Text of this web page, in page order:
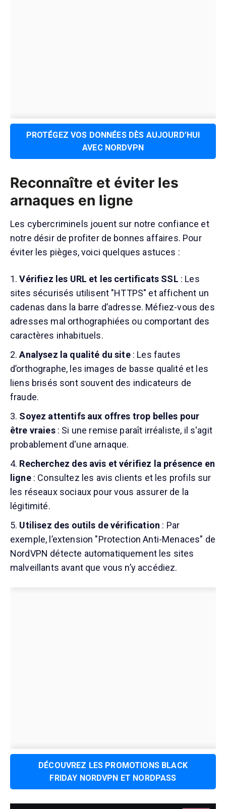
PROTÉGEZ VOS DONNÉES DÈS AUJOURD’HUI
AVEC NORDVPN
Reconnaître et éviter les
arnaques en ligne
Les cybercriminels jouent sur notre confiance et
notre désir de profiter de bonnes affaires. Pour
éviter les pièges, voici quelques astuces :
Vérifiez les URL et les certificats SSL : Les
sites sécurisés utilisent "HTTPS" et affichent un
cadenas dans la barre d’adresse. Méfiez-vous des
adresses mal orthographiées ou comportant des
caractères inhabituels.
Analysez la qualité du site: Les fautes
d’orthographe, les images de basse qualité et les
liens brisés sont souvent des indicateurs de
fraude.
Soyez attentifs aux offres trop belles pour
être vraies: Si une remise paraît irréaliste, il s'agit
probablement d'une arnaque.
Recherchez des avis et vérifiez la présence en
ligne: Consultez les avis clients et les profils sur
les réseaux sociaux pour vous assurer de la
légitimité.
Utilisez des outils de vérification : Par
exemple, l’extension "Protection Anti-Menaces" de
NordVPN détecte automatiquement les sites
malveillants avant que vous n’y accédiez.
DÉCOUVREZ LES PROMOTIONS BLACK
FRIDAY NORDVPN ET NORDPASS